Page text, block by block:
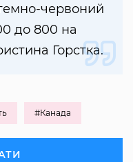
червоний
до 800 на
Горстка.
#Канада